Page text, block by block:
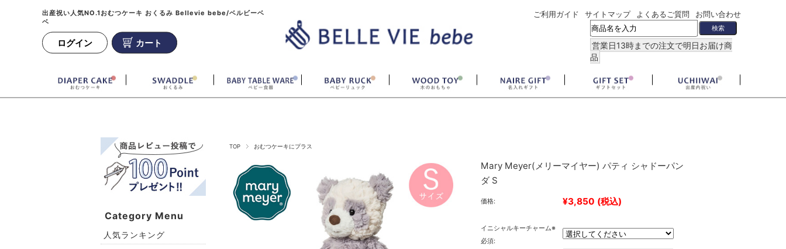
出産祝い人気NO.1おむつケーキ おくるみ Bellevie bebe/ベルビーベ
ベ
ログイン カート
ご利用ガイド サイトマップ よくあるご質問 お問い合わせ
営業日13時までの注文で明日お届け商
品
TOP おむつケーキにプラス
Mary Meyer(メリーマイヤー) パティ シャドーパン
ダ S
価格: ¥3,850 (税込)
イニシャルキーチャーム※
必須:
Category Menu
人気ランキング